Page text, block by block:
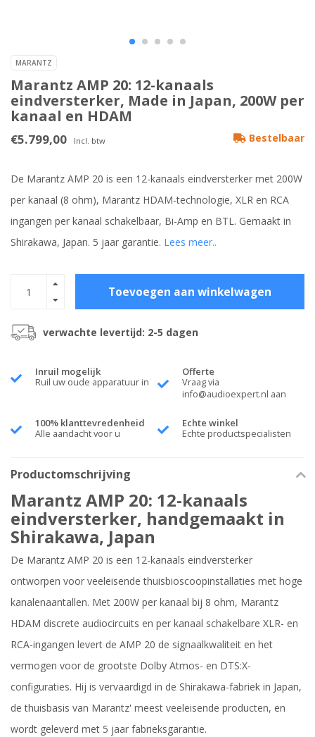
MARANTZ
Marantz AMP 20: 12-kanaals
eindversterker, Made in Japan, 200W per
kanaal en HDAM
€5.799,00 Incl. btw Bestelbaar
De Marantz AMP 20 is een 12-kanaals eindversterker met 200W
per kanaal (8 ohm), Marantz HDAM-technologie, XLR en RCA
ingangen per kanaal schakelbaar, Bi-Amp en BTL. Gemaakt in
Shirakawa, Japan. 5 jaar garantie. Lees meer..
Toevoegen aan winkelwagen
verwachte levertijd: 2-5 dagen
Inruil mogelijk
Ruil uw oude apparatuur in
Offerte
Vraag via
info@audioexpert.nl aan
100% klanttevredenheid
Alle aandacht voor u
Echte winkel
Echte productspecialisten
Productomschrijving
Marantz AMP 20: 12-kanaals
eindversterker, handgemaakt in
Shirakawa, Japan
De Marantz AMP 20 is een 12-kanaals eindversterker
ontworpen voor veeleisende thuisbioscoopinstallaties met hoge
kanalenaantallen. Met 200W per kanaal bij 8 ohm, Marantz
HDAM discrete audiocircuits en per kanaal schakelbare XLR- en
RCA-ingangen levert de AMP 20 de signaalkwaliteit en het
vermogen voor de grootste Dolby Atmos- en DTS:X-
configuraties. Hij is vervaardigd in de Shirakawa-fabriek in Japan,
de thuisbasis van Marantz' meest veeleisende producten, en
wordt geleverd met 5 jaar fabrieksgarantie.